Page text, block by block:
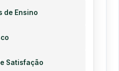
de Ensino
Satisfação